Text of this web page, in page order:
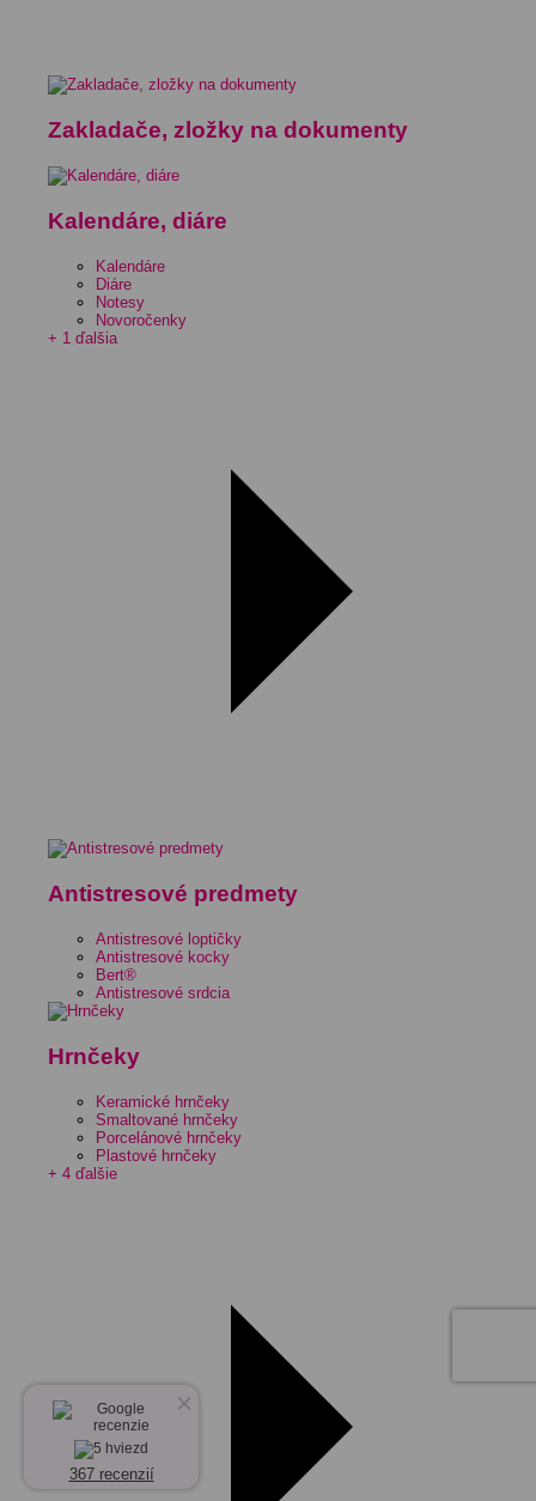
Zakladače, zložky na dokumenty
Kalendáre, diáre
Kalendáre
Diáre
Notesy
Novoročenky
+ 1 ďalšia
Antistresové predmety
Antistresové loptičky
Antistresové kocky
Bert®
Antistresové srdcia
Hrnčeky
Keramické hrnčeky
Smaltované hrnčeky
Porcelánové hrnčeky
Plastové hrnčeky
+ 4 ďalšie
×
367 recenzií